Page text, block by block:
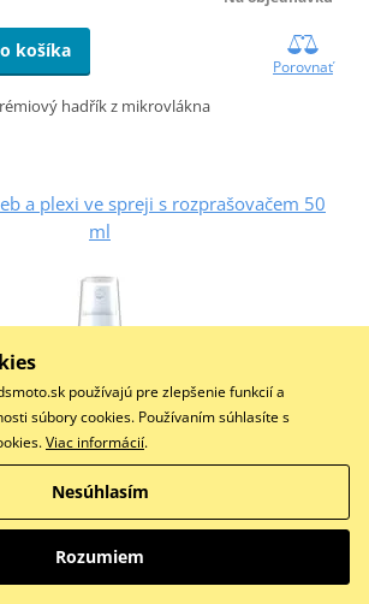
košíka
Porovnať
hadřík z mikrovlákna
a plexi ve spreji s rozprašovačem 50
ml
používajú pre zlepšenie funkcií a
súbory cookies. Používaním súhlasíte s
Viac informácií.
Nesúhlasím
Rozumiem